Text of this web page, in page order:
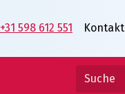
+31 598 612 551 Kontakt